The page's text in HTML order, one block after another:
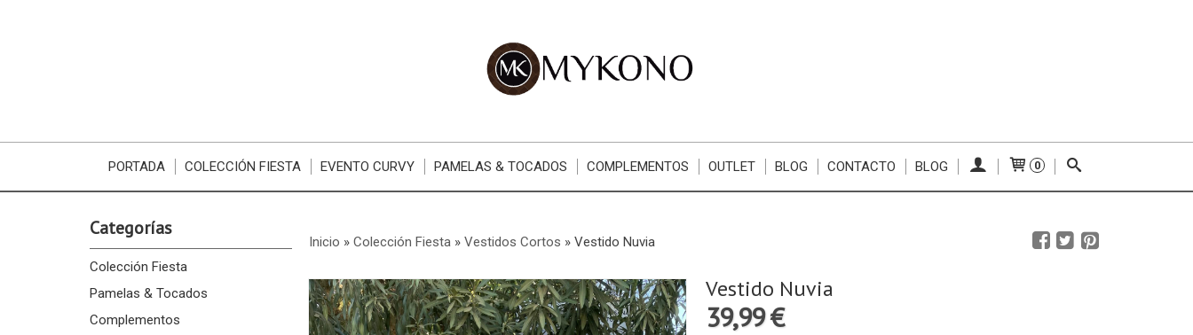
PORTADA COLECCIÓN FIESTA EVENTO CURVY PAMELAS & TOCADOS COMPLEMENTOS OUTLET BLOG CONTACTO BLOG 0
Categorías
Colección Fiesta
Pamelas & Tocados
Complementos
Inicio » Colección Fiesta» Vestidos Cortos » Vestido Nuvia
Vestido Nuvia
39,99 €